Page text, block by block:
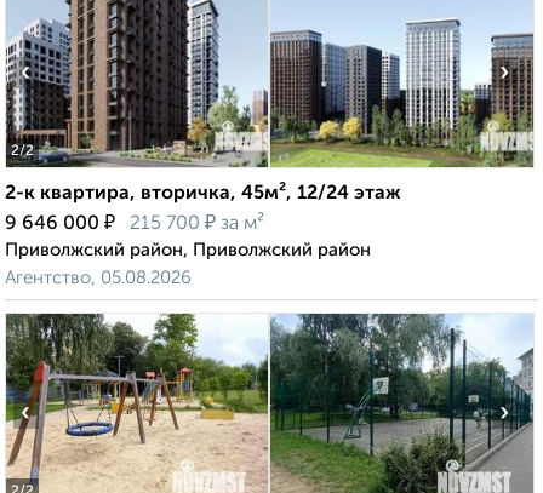
2/2
‹ ›
2-к квартира, вторичка, 45м², 12/24 этаж
9 646 000 ₽ 215 700 ₽ за м²
Приволжский район, Приволжский район
Агентство, 05.08.2026
‹ ›